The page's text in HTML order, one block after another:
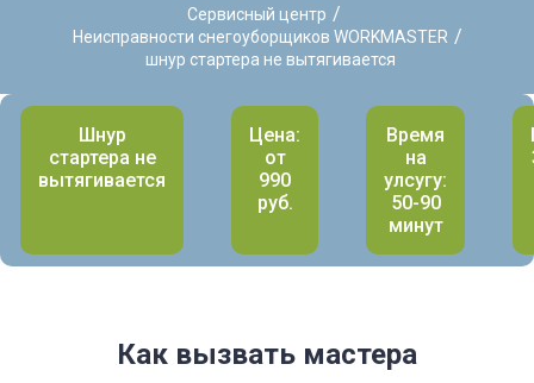
Сервисный центр /
Неисправности снегоуборщиков WORKMASTER /
шнур стартера не вытягивается
Шнур
стартера не
вытягивается
Цена:
от
990
руб.
Время
на
улсугу:
50-90
минут
Как вызвать мастера